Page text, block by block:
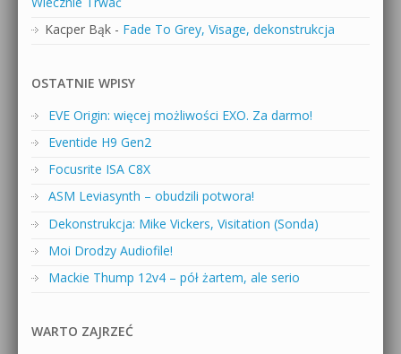
Kacper Bąk - Fade To Grey, Visage, dekonstrukcja
OSTATNIE WPISY
EVE Origin: więcej możliwości EXO. Za darmo!
Eventide H9 Gen2
Focusrite ISA C8X
ASM Leviasynth – obudzili potwora!
Dekonstrukcja: Mike Vickers, Visitation (Sonda)
Moi Drodzy Audiofile!
Mackie Thump 12v4 – pół żartem, ale serio
WARTO ZAJRZEĆ